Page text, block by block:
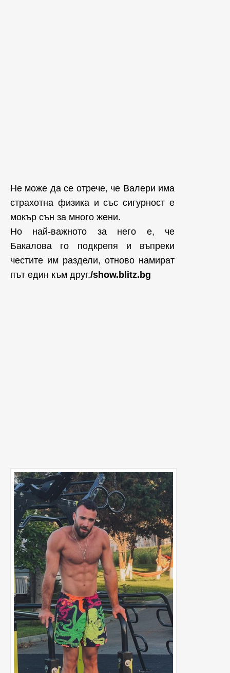
Не може да се отрече, че Валери има
страхотна физика и със сигурност е
мокър сън за много жени.
Но най-важното за него е, че
Бакалова го подкрепя и въпреки
честите им раздели, отново намират
път един към друг./show.blitz.bg